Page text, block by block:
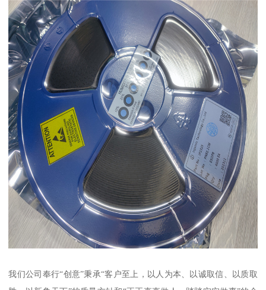
我们公司奉行“创意”秉承“客户至上，以人为本、以诚取信、以质取